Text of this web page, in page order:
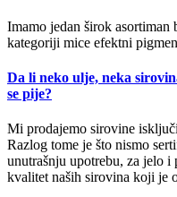
Imamo jedan širok asortiman
kategoriji mice efektni
Da li neko ulje, neka
se pije?
Mi prodajemo sirovine
Razlog tome je što nismo
unutrašnju upotrebu, za jelo i
kvalitet naših sirovina koji je